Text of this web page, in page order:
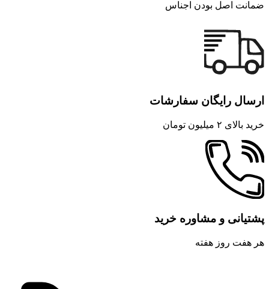
ضمانت اصل بودن اجناس
ارسال رایگان سفارشات
خرید بالای ۲ میلیون تومان
پشتیانی و مشاوره خرید
هر هفت روز هفته